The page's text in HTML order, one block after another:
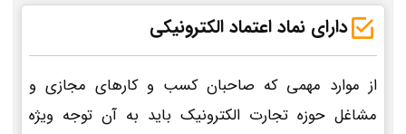
دارای نماد اعتماد الکترونیکی
از موارد مهمی که صاحبان کسب و کارهای مجازی و
مشاغل حوزه تجارت الکترونیک باید به آن توجه ویژه